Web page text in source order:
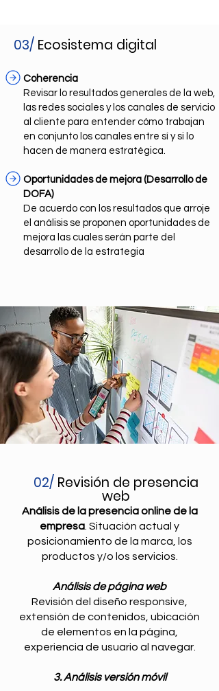
03/ Ecosistema digital
Coherencia
Revisar lo resultados generales de la web,
las redes sociales y los canales de servicio
al cliente para entender cómo trabajan
en conjunto los canales entre sí y si lo
hacen de manera estratégica.
Oportunidades de mejora (Desarrollo de
DOFA)
De acuerdo con los resultados que arroje
el análisis se proponen oportunidades de
mejora las cuales serán parte del
desarrollo de la estrategia
02/ Revisión de presencia
web
Análisis de la presencia online de la
empresa . Situación actual y
posicionamiento de la marca, los
productos y/o los servicios.
Análisis de página web
Revisión del diseño responsive,
extensión de contenidos, ubicación
de elementos en la página,
experiencia de usuario al navegar.
3. Análisis versión móvil